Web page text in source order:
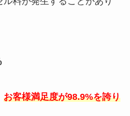
お客様満足度が98.9%を誇り